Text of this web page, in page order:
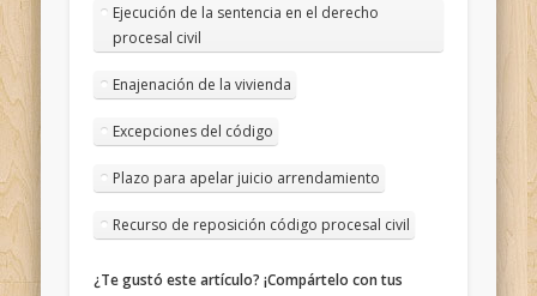
Ejecución de la sentencia en el derecho
procesal civil
Enajenación de la vivienda
Excepciones del código
Plazo para apelar juicio arrendamiento
Recurso de reposición código procesal civil
¿Te gustó este artículo? ¡Compártelo con tus